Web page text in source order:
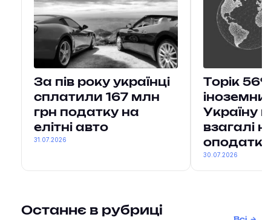
За пів року українці
сплатили 167 млн
грн податку на
елітні авто
31.07.2026
Торік
Україну
взагалі
30.07.2026
Останнє в рубриці